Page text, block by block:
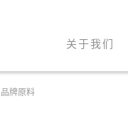
关于我们
品牌原料